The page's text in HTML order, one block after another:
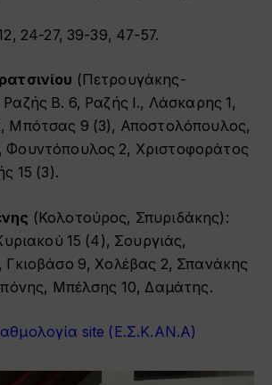
24-27, 39-39, 47-57.
(Πετρουγάκης-
B. 6, Ραζής Ι., Λάσκαρης 1,
Μπότσας 9 (3), Αποστολόπουλος,
Φουντόπουλος 2, Χριστοφοράτος
15 (3).
(Κολοτούρος, Σπυριδάκης):
15 (4), Σουργιάς,
Γκιοβάσο 9, Χολέβας 2, Σπανάκης
Μπέλσης 10, Δαμάτης.
site (Ε.Σ.Κ.ΑΝ.Α)